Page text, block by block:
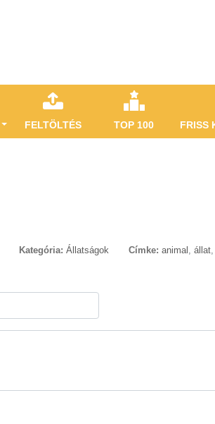
FELTÖLTÉS TOP 100 FRISS
Kategória: Állatságok Címke: animal , állat,